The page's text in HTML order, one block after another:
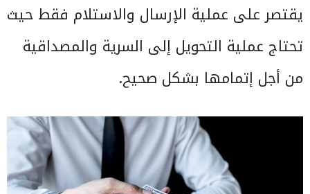
يقتصر على عملية الإرسال والاستلام فقط حيث
تحتاج عملية التحويل إلى السرية والمصداقية
من أجل إتمامها بشكل صحيح.